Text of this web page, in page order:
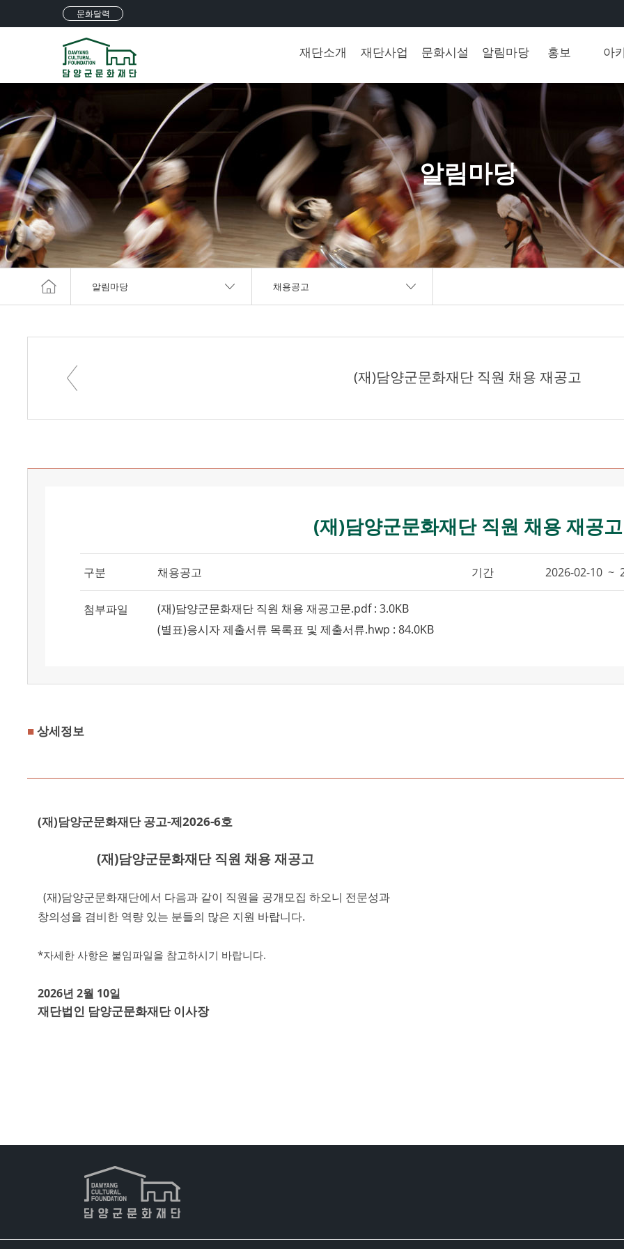
문화달력
재단소개 재단사업 문화시설 알림마당 홍보 아
알림마당
알림마당 채용공고
(재)담양군문화재단 직원 채용 재공고
(재)담양군문화재단 직원 채용 재공고
구분 채용공고 기간 2026-02-10 ~
첨부파일
(재)담양군문화재단 직원 채용 재공고문.pdf : 3.0KB
(별표)응시자 제출서류 목록표 및 제출서류.hwp : 84.0KB
■상세정보
(재)담양군문화재단 공고-제2026-6호
(재)담양군문화재단 직원 채용 재공고
(재)담양군문화재단에서 다음과 같이 직원을 공개모집 하오니 전문성과
창의성을 겸비한 역량 있는 분들의 많은 지원 바랍니다.
*자세한 사항은 붙임파일을 참고하시기 바랍니다.
2026년 2월 10일
재단법인 담양군문화재단 이사장